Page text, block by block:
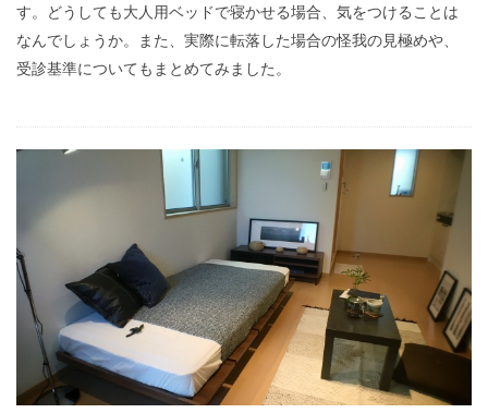
す。どうしても大人用ベッドで寝かせる場合、気をつけることは
なんでしょうか。また、実際に転落した場合の怪我の見極めや、
受診基準についてもまとめてみました。